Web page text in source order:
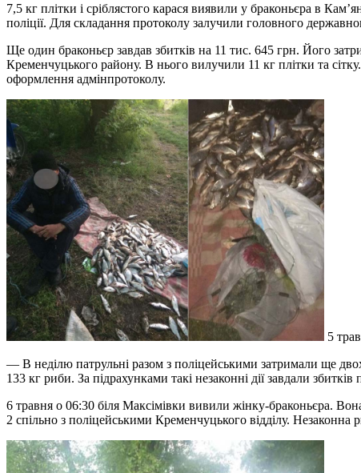
7,5 кг плітки і сріблястого карася виявили у браконьєра в
поліції. Для складання протоколу залучили головного
Ще один браконьєр завдав збитків на 11 тис. 645 грн. Його
Кременчуцького району. В нього вилучили 11 кг плітки та
оформлення адмінпротоколу.
5
— В неділю патрульні разом з поліцейськими затримали ще
133 кг риби. За підрахунками такі незаконні дії завдали
6 травня о 06:30 біля Максімівки вивили жінку-браконьєра.
2 спільно з поліцейськими Кременчуцького відділу. Незаконна